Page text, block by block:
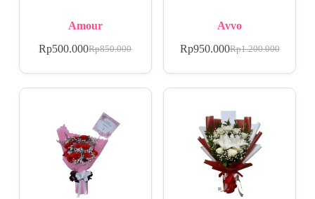
Amour
Rp850.000
Rp500.000
Avvo
Rp1.200.000
Rp950.000